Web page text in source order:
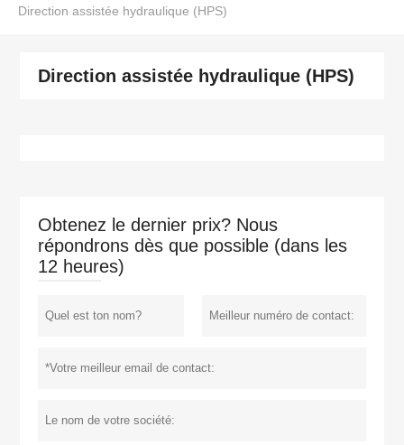
Direction assistée hydraulique (HPS)
Direction assistée hydraulique (HPS)
Obtenez le dernier prix? Nous
répondrons dès que possible (dans les
12 heures)